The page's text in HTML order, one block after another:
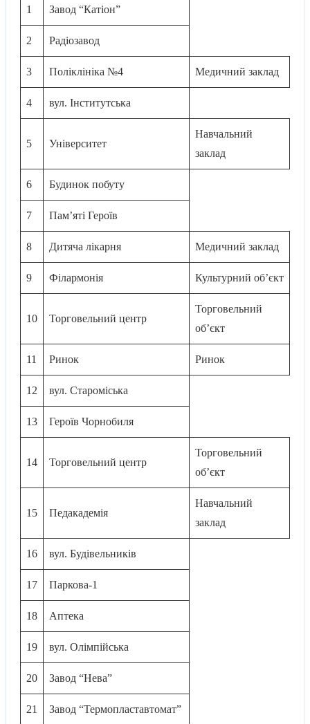
1 Завод “Катіон”
2 Радіозавод
3 Поліклініка №4 Медичний заклад
4 вул. Інститутська
5 Університет
Навчальний
заклад
6 Будинок побуту
7 Пам’яті Героїв
8 Дитяча лікарня Медичний заклад
9 Філармонія Культурний об’єкт
10 Торговельний центр
Торговельний
об’єкт
11 Ринок Ринок
12 вул. Староміська
13 Героїв Чорнобиля
14 Торговельний центр
Торговельний
об’єкт
15 Педакадемія
Навчальний
заклад
16 вул. Будівельників
17 Паркова-1
18 Аптека
19 вул. Олімпійська
20 Завод “Нева”
21 Завод “Термопластавтомат”